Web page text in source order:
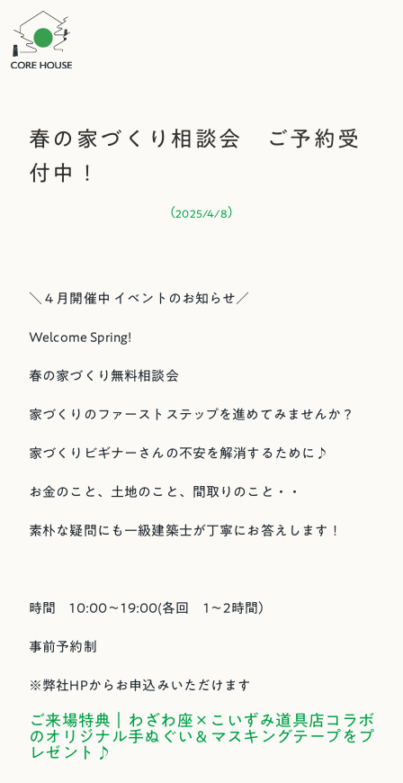
春の家づくり相談会 ご予約受
付中！
（2025/4/8）
＼４月開催中 イベントのお知らせ／
Welcome Spring!
春の家づくり無料相談会
家づくりのファーストステップを進めてみませんか？
家づくりビギナーさんの不安を解消するために♪
お金のこと、土地のこと、間取りのこと・・
素朴な疑問にも一級建築士が丁寧にお答えします！
時間 10:00～19:00(各回 1～2時間）
事前予約制
※弊社HPからお申込みいただけます
ご来場特典｜わざわ座×こいずみ道具店コラボ
のオリジナル手ぬぐい＆マスキングテープをプ
レゼント♪